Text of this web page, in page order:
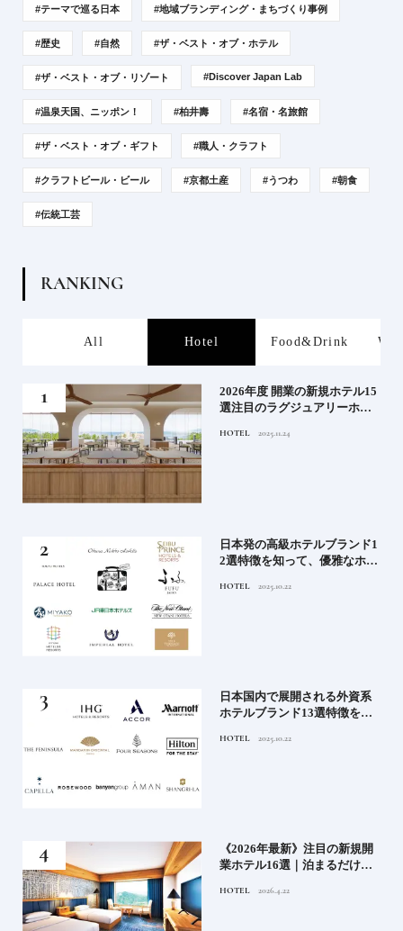
#テーマで巡る日本 #地域ブランディング・まちづくり事例
#歴史 #自然 #ザ・ベスト・オブ・ホテル
#ザ・ベスト・オブ・リゾート #Discover Japan Lab
#温泉天国、ニッポン！ #柏井壽 #名宿・名旅館
#ザ・ベスト・オブ・ギフト #職人・クラフト
#クラフトビール・ビール #京都土産 #うつわ #朝食
#伝統工芸
RANKING
All Hotel Food&Drink
2026年度 開業の新規ホテル15
選注目のラグジュアリーホテ
ィホテルまでご紹介【前編】
HOTEL 2025.11.24
日本発の高級ホテルブランド1
2選特徴を知って、優雅なホテ
ンド大解剖①
HOTEL 2025.10.22
日本国内で展開される外資系
ホテルブランド13選特徴を知
満喫｜ホテルブランド大解剖
HOTEL 2025.10.22
《2026年最新》注目の新規開
業ホテル16選｜泊まるだけで
ル
HOTEL 2026.4.22